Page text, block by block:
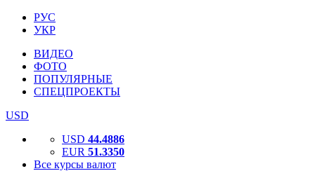
РУС
УКР
ВИДЕО
ФОТО
ПОПУЛЯРНЫЕ
СПЕЦПРОЕКТЫ
USD
USD 44.4886
EUR 51.3350
Все курсы валют